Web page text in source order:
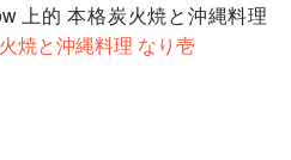
上的 本格炭火焼と沖縄料理
焼と沖縄料理 なり壱